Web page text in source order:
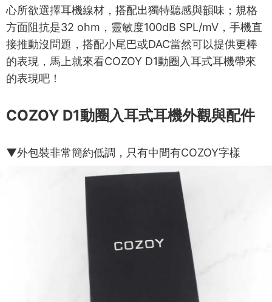
心所欲選擇耳機線材，搭配出獨特聽感與韻味；規格
方面阻抗是32 ohm，靈敏度100dB SPL/mV，手機直
接推動沒問題，搭配小尾巴或DAC當然可以提供更棒
的表現，馬上就來看COZOY D1動圈入耳式耳機帶來
的表現吧！
COZOY D1動圈入耳式耳機外觀與配件
▼外包裝非常簡約低調，只有中間有COZOY字樣